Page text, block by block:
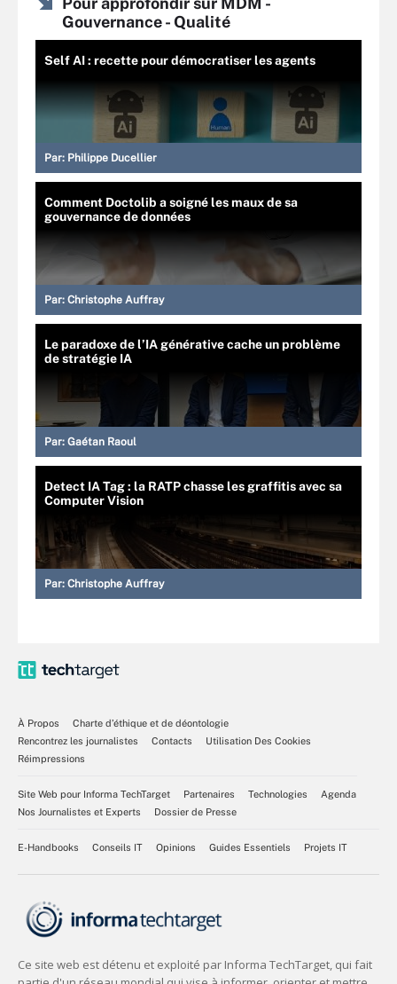
Gouvernance - Qualité
Self AI : recette pour démocratiser les agents
Par: Philippe Ducellier
Comment Doctolib a soigné les maux de sa
gouvernance de données
Par: Christophe Auffray
Le paradoxe de l’IA générative cache un problème
de stratégie IA
Par: Gaétan Raoul
Detect IA Tag : la RATP chasse les graffitis avec sa
Computer Vision
Par: Christophe Auffray
À Propos
Charte d’éthique et de déontologie
Rencontrez les journalistes
Contacts
Utilisation Des Cookies
Réimpressions
Site Web pour Informa TechTarget Partenaires Technologies
Agenda
Nos Journalistes et Experts
Dossier de Presse
E-Handbooks Conseils IT Opinions Guides Essentiels Projets IT